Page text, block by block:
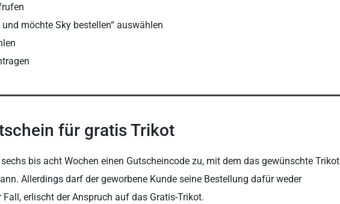
möchte Sky bestellen“ auswählen
für gratis Trikot
bis acht Wochen einen Gutscheincode zu, mit dem das gewünschte Trikot
Allerdings darf der geworbene Kunde seine Bestellung dafür weder
erlischt der Anspruch auf das Gratis-Trikot.